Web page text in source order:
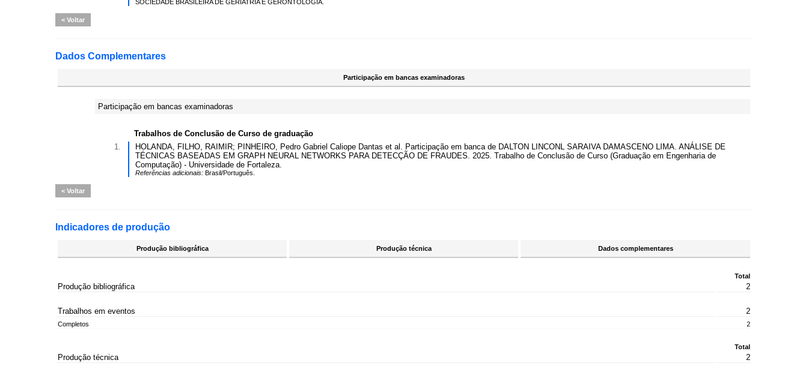
SOCIEDADE BRASILEIRA DE GERIATRIA E GERONTOLOGIA.
Voltar
Dados Complementares
Participação em bancas examinadoras
Participação em bancas examinadoras
Trabalhos de Conclusão de Curso de graduação
1.
HOLANDA, FILHO, RAIMIR; PINHEIRO, Pedro Gabriel Caliope Dantas et al. Participação em banca de DALTON LINCONL SARAIVA DAMASCENO LIMA. ANÁLISE DE
TÉCNICAS BASEADAS EM GRAPH NEURAL NETWORKS PARA DETECÇÃO DE FRAUDES. 2025. Trabalho de Conclusão de Curso (Graduação em Engenharia de
Computação) - Universidade de Fortaleza.
Referências adicionais: Brasil/Português.
Voltar
Indicadores de produção
Produção bibliográfica Produção técnica Dados complementares
Total
Produção bibliográfica 2
Trabalhos em eventos 2
Completos 2
Total
Produção técnica 2